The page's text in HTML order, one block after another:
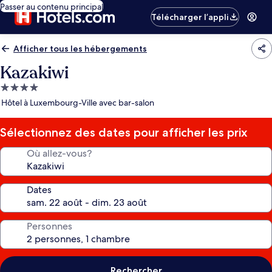
Passer au contenu principal
Télécharger l’appli
Afficher tous les hébergements
Kazakiwi
Hébergement
4.0 étoiles
Hôtel à Luxembourg-Ville avec bar-salon
Sélectionnez des dates pour afficher les prix
Où allez-vous?
Dates
Personnes